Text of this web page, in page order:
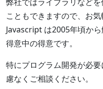
こともできますので、お気
Javascript は2005年頃か
得意中の得意です。
特にプログラム開発が必
慮なくご相談ください。